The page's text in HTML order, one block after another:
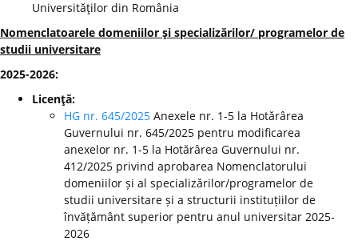
Universităţilor din România
Nomenclatoarele domeniilor şi specializărilor/ programelor de
studii universitare
2025-2026:
Licenţă:
HG nr. 645/2025 Anexele nr. 1-5 la Hotărârea
Guvernului nr. 645/2025 pentru modificarea
anexelor nr. 1-5 la Hotărârea Guvernului nr.
412/2025 privind aprobarea Nomenclatorului
domeniilor și al specializărilor/programelor de
studii universitare și a structurii instituțiilor de
învățământ superior pentru anul universitar 2025-
2026